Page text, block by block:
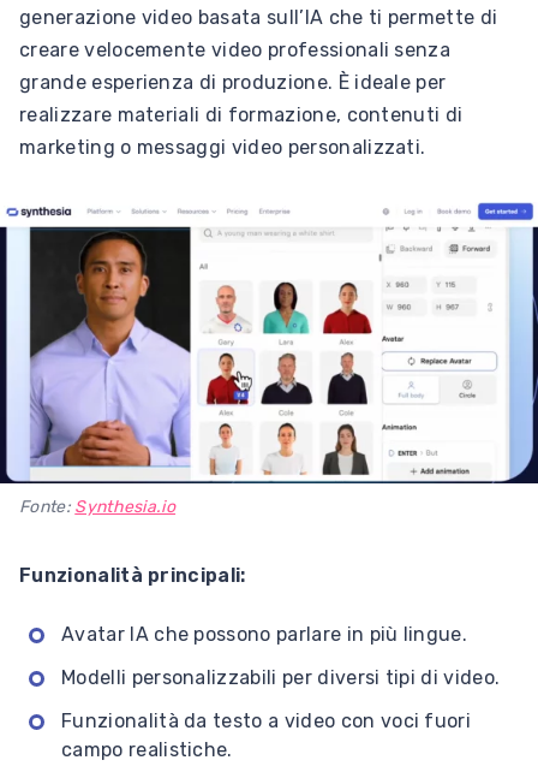
generazione video basata sull’IA che ti permette di
creare velocemente video professionali senza
grande esperienza di produzione. È ideale per
realizzare materiali di formazione, contenuti di
marketing o messaggi video personalizzati.
Fonte: Synthesia.io
Funzionalità principali:
Avatar IA che possono parlare in più lingue.
Modelli personalizzabili per diversi tipi di video.
Funzionalità da testo a video con voci fuori
campo realistiche.